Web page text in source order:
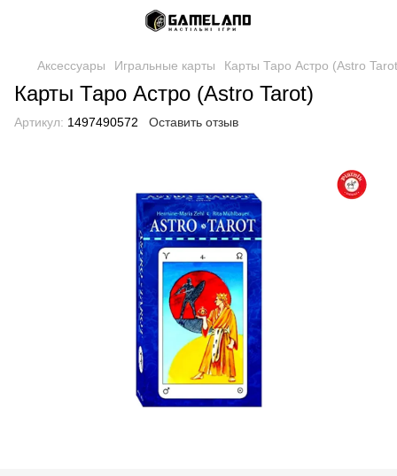
Аксессуары Игральные карты Карты Таро Астро (Astro
Карты Таро Астро (Astro Tarot)
Артикул: 1497490572 Оставить отзыв